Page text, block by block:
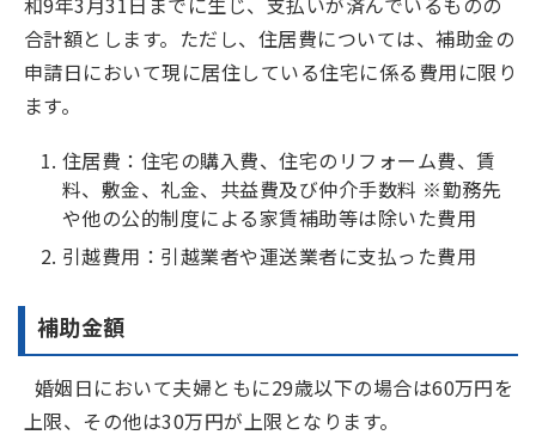
合計額とします。ただし、住居費については、補助金の
申請日において現に居住している住宅に係る費用に限り
ます。
住居費：住宅の購入費、住宅のリフォーム費、賃
料、敷金、礼金、共益費及び仲介手数料 ※勤務先
や他の公的制度による家賃補助等は除いた費用
引越費用：引越業者や運送業者に支払った費用
補助金額
婚姻日において夫婦ともに29歳以下の場合は60万円を
上限、その他は30万円が上限となります。